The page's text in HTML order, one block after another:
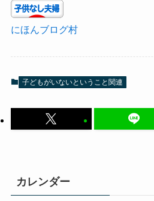
にほんブログ村
子どもがいないということ関連
カレンダー